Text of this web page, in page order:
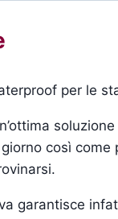
per le
così
garantisce